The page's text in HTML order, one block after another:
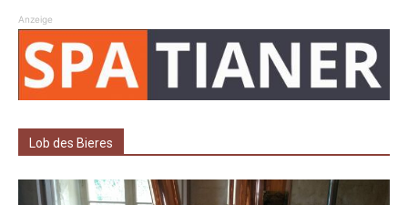
Anzeige
Lob des Bieres